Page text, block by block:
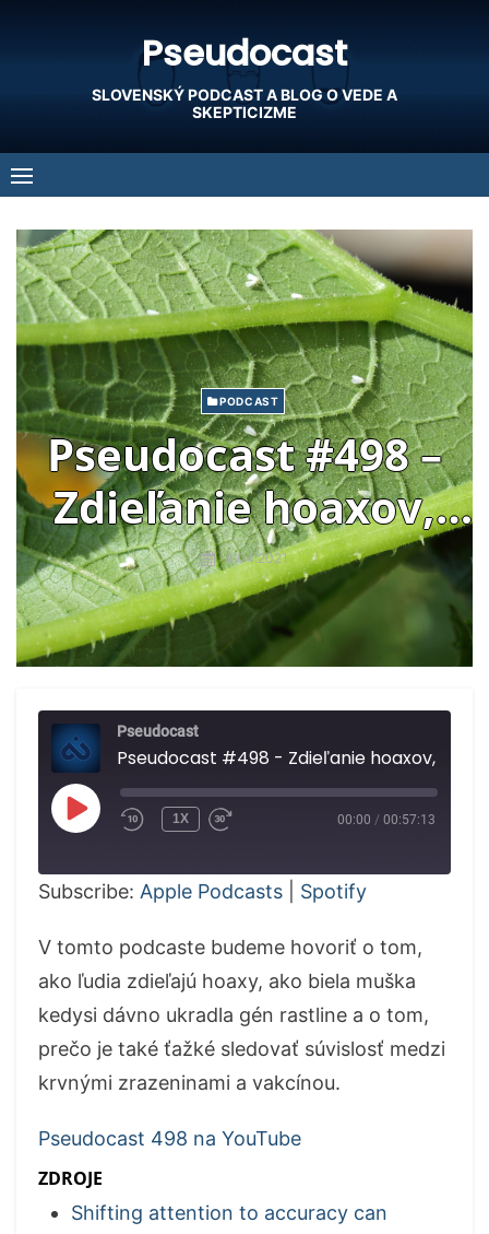
Pseudocast
SLOVENSKÝ PODCAST A BLOG O VEDE A
SKEPTICIZME
PODCAST
Pseudocast #498 –
Zdieľanie hoaxov,
mucha ukradla gén,
krvné zrazeniny a
AstraZeneca
4.04.2021
Pseudocast
PLAY
EPISODE
1X 00:00 / 00:57:13
Subscribe: Apple Podcasts Spotify
V tomto podcaste budeme hovoriť o tom,
ako ľudia zdieľajú hoaxy, ako biela muška
kedysi dávno ukradla gén rastline a o tom,
prečo je také ťažké sledovať súvislosť medzi
krvnými zrazeninami a vakcínou.
Pseudocast 498 na YouTube
ZDROJE
Shifting attention to accuracy can